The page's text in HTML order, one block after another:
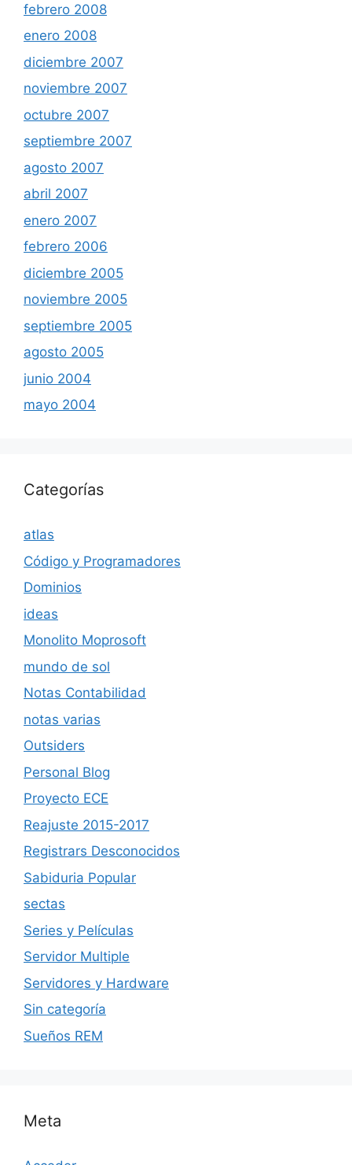
febrero 2008
enero 2008
diciembre 2007
noviembre 2007
octubre 2007
septiembre 2007
agosto 2007
abril 2007
enero 2007
febrero 2006
diciembre 2005
noviembre 2005
septiembre 2005
agosto 2005
junio 2004
mayo 2004
Categorías
atlas
Código y Programadores
Dominios
ideas
Monolito Moprosoft
mundo de sol
Notas Contabilidad
notas varias
Outsiders
Personal Blog
Proyecto ECE
Reajuste 2015-2017
Registrars Desconocidos
Sabiduria Popular
sectas
Series y Películas
Servidor Multiple
Servidores y Hardware
Sin categoría
Sueños REM
Meta